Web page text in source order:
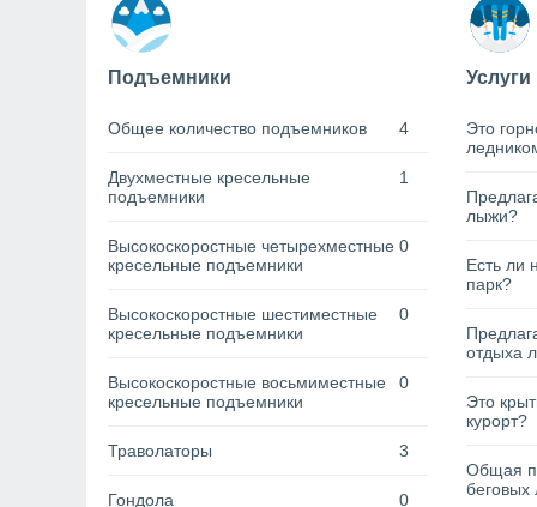
Подъемники
Общее количество подъемников 4
Двухместные кресельные
подъемники
1
Высокоскоростные четырехместные
кресельные подъемники
0
Высокоскоростные шестиместные
кресельные подъемники
0
Высокоскоростные восьмиместные
кресельные подъемники
0
Траволаторы 3
Гондола 0
Услуги
Это
лыжи?
Есть ли
парк?
отдыха
Это
курорт?
Общая